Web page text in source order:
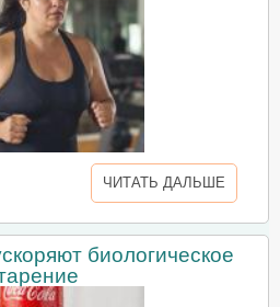
ЧИТАТЬ ДАЛЬШЕ
биологическое